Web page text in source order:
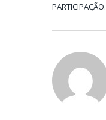
PARTICIPAÇÃO.